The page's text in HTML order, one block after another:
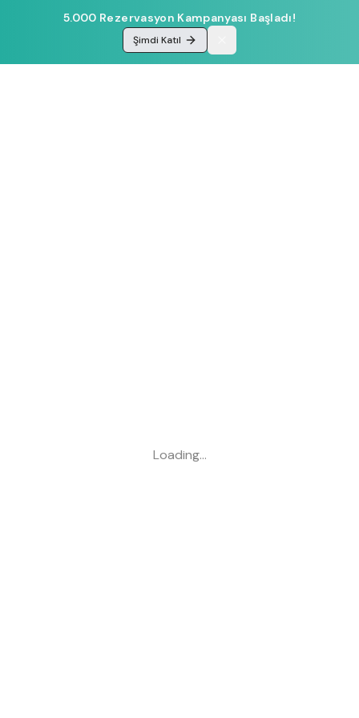
5.000 Rezervasyon Kampanyası Başladı!
Şimdi Katıl
Loading…